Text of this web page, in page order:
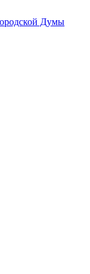
Думы